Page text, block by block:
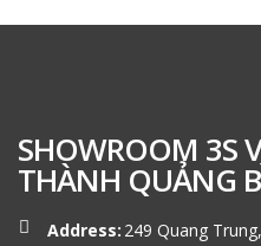
SHOWROOM 3S
THÀNH QUẢNG
Address: 249 Quang